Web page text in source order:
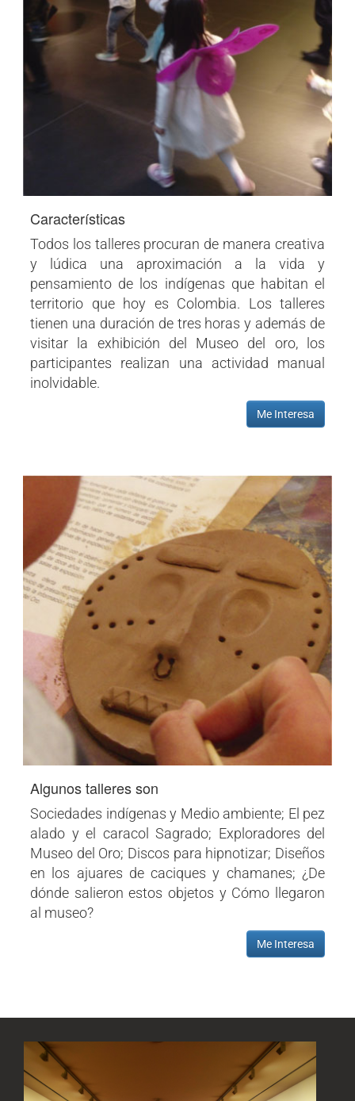
Características
Todos los talleres procuran de manera creativa
y lúdica una aproximación a la vida y
pensamiento de los indígenas que habitan el
territorio que hoy es Colombia. Los talleres
tienen una duración de tres horas y además de
visitar la exhibición del Museo del oro, los
participantes realizan una actividad manual
inolvidable.
Me Interesa
Algunos talleres son
Sociedades indígenas y Medio ambiente; El pez
alado y el caracol Sagrado; Exploradores del
Museo del Oro; Discos para hipnotizar; Diseños
en los ajuares de caciques y chamanes; ¿De
dónde salieron estos objetos y Cómo llegaron
al museo?
Me Interesa